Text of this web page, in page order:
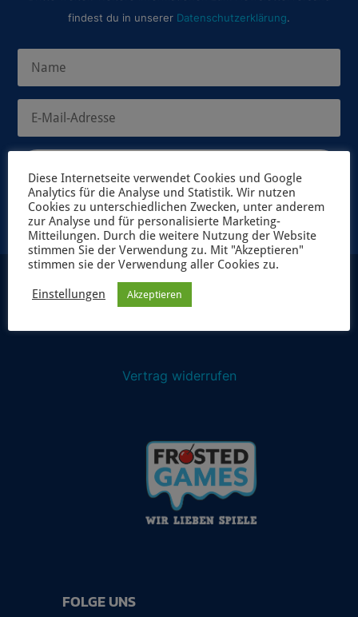
findest du in unserer Datenschutzerklärung.
JETZT ANMELDEN
Vertrag widerrufen
FOLGE UNS
Diese Internetseite verwendet Cookies und Google
Analytics für die Analyse und Statistik. Wir nutzen
Cookies zu unterschiedlichen Zwecken, unter anderem
zur Analyse und für personalisierte Marketing-
Mitteilungen. Durch die weitere Nutzung der Website
stimmen Sie der Verwendung zu. Mit "Akzeptieren"
stimmen sie der Verwendung aller Cookies zu.
Einstellungen Akzeptieren